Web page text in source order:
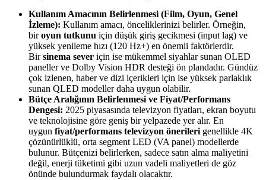
Kullanım Amacının Belirlenmesi (Film, Oyun, Genel
İzleme): Kullanım amacı, önceliklerinizi belirler. Örneğin,
biroyun tutkunu için düşük giriş gecikmesi (input lag) ve
yüksek yenileme hızı (120 Hz+) en önemli faktörlerdir.
Birsinema sever için ise mükemmel siyahlar sunan OLED
paneller ve Dolby Vision HDR desteği ön plandadır. Gündüz
çok izlenen, haber ve dizi içerikleri için ise yüksek parlaklık
sunan QLED modeller daha uygun olabilir.
Bütçe Aralığının Belirlenmesi ve Fiyat/Performans
Dengesi: 2025 piyasasında televizyon fiyatları, ekran boyutu
ve teknolojisine göre geniş bir yelpazede yer alır. En
uygun fiyat/performans televizyon önerileri genellikle 4K
çözünürlüklü, orta segment LED (VA panel) modellerde
bulunur. Bütçenizi belirlerken, sadece satın alma maliyetini
değil, enerji tüketimi gibi uzun vadeli maliyetleri de göz
önünde bulundurmak faydalı olacaktır.